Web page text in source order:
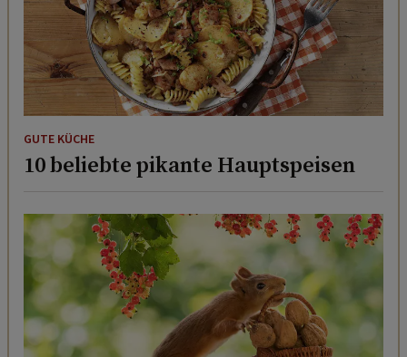
GUTE KÜCHE
10 beliebte pikante Hauptspeisen